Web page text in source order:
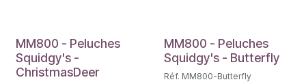
MM800 - Peluches
Squidgy's -
ChristmasDeer
MM800 - Peluches
Squidgy's - Butterfly
Réf. MM800-Butterfly